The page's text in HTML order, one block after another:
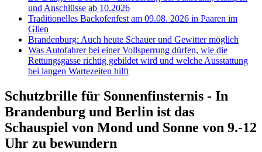
und Anschlüsse ab 10.2026
Traditionelles Backofenfest am 09.08. 2026 in Paaren im
Glien
Brandenburg: Auch heute Schauer und Gewitter möglich
Was Autofahrer bei einer Vollsperrung dürfen, wie die
Rettungsgasse richtig gebildet wird und welche Ausstattung
bei langen Wartezeiten hilft
Schutzbrille für Sonnenfinsternis - In
Brandenburg und Berlin ist das
Schauspiel von Mond und Sonne von 9.-12
Uhr zu bewundern